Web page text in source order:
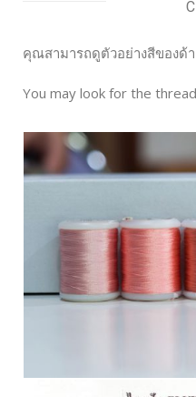
คุณสามารถดูตัวอย่างสีของด้
You may look for the